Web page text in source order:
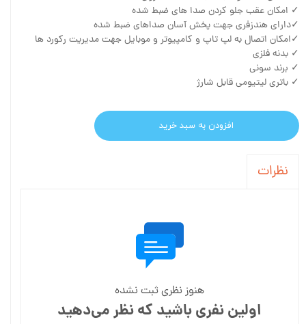
✓ امکان عقب جلو کردن صدا های ضبط شده
✓دارای هندزفری جهت پخش آسان صداهای ضبط شده
✓امکان اتصال به لپ تاپ و کامپیوتر و موبایل جهت مدیریت رکورد ها
✓ بدنه فلزی
✓ برند سونی
✓ باتری لیتیومی قابل شارژ
افزودن به سبد خرید
نظرات
هنوز نظری ثبت نشده
اولین نفری باشید که نظر می‌دهید